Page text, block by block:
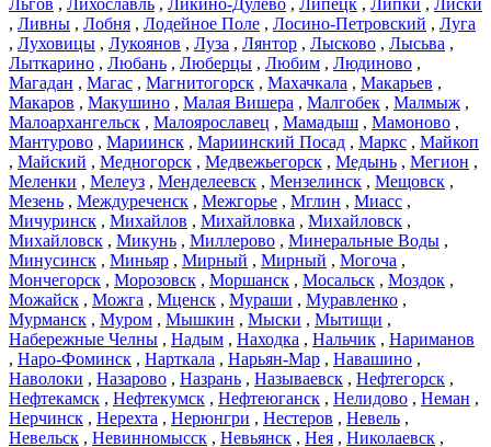
, Ливны , Лобня , Лодейное Поле , Лосино-Петровский , Луга
, Луховицы , Лукоянов , Луза , Лянтор , Лысково , Лысьва ,
Лыткарино , Любань , Люберцы , Любим , Людиново ,
Магадан , Магас , Магнитогорск , Махачкала , Макарьев ,
Макаров , Макушино , Малая Вишера , Малгобек , Малмыж ,
Малоархангельск , Малоярославец , Мамадыш , Мамоново ,
Мантурово , Мариинск , Мариинский Посад , Маркс , Майкоп
, Майский , Медногорск , Медвежьегорск , Медынь , Мегион ,
Меленки , Мелеуз , Менделеевск , Мензелинск , Мещовск ,
Мезень , Междуреченск , Межгорье , Мглин , Миасс ,
Мичуринск , Михайлов , Михайловка , Михайловск ,
Михайловск , Микунь , Миллерово , Минеральные Воды ,
Минусинск , Миньяр , Мирный , Мирный , Могоча ,
Мончегорск , Морозовск , Моршанск , Мосальск , Моздок ,
Можайск , Можга , Мценск , Мураши , Муравленко ,
Мурманск , Муром , Мышкин , Мыски , Мытищи ,
Набережные Челны , Надым , Находка , Нальчик , Нариманов
, Наро-Фоминск , Нарткала , Нарьян-Мар , Навашино ,
Наволоки , Назарово , Назрань , Называевск , Нефтегорск ,
Нефтекамск , Нефтекумск , Нефтеюганск , Нелидово , Неман ,
Нерчинск , Нерехта , Нерюнгри , Нестеров , Невель ,
Невельск , Невинномысск , Невьянск , Нея , Николаевск ,